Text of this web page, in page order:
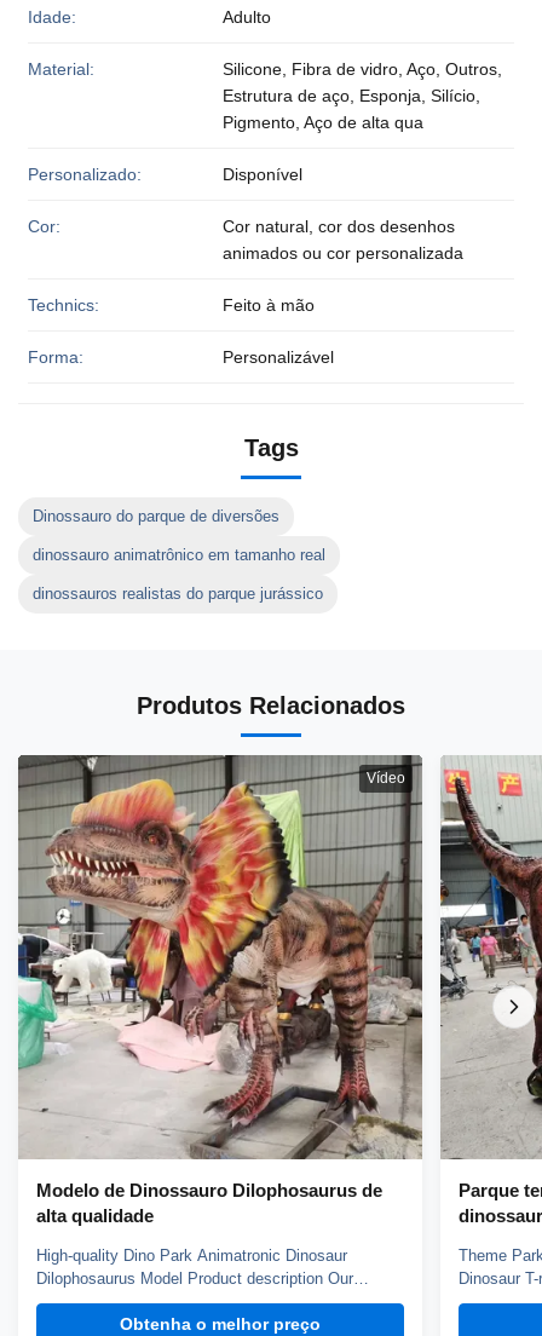
Idade: Adulto
Material:
Silicone, Fibra de vidro, Aço, Outros,
Estrutura de aço, Esponja, Silício,
Pigmento, Aço de alta qua
Personalizado: Disponível
Cor:
Cor natural, cor dos desenhos
animados ou cor personalizada
Technics: Feito à mão
Forma: Personalizável
Tags
Dinossauro do parque de diversões
dinossauro animatrônico em tamanho real
dinossauros realistas do parque jurássico
Produtos Relacionados
Vídeo
Modelo de Dinossauro Dilophosaurus de
alta qualidade
High-quality Dino Park Animatronic Dinosaur
Dilophosaurus Model Product description Our
animatronic dinos adopt high density sponge,
national standerd steel, durable motors and elastic
Obtenha o melhor preço
Parque
Theme
Dinosaur